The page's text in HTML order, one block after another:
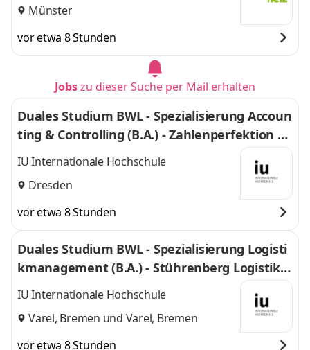
Münster
vor etwa 8 Stunden
Jobszu dieser Suche per Mail erhalten
Duales Studium BWL - Spezialisierung Accoun
ting & Controlling (B.A.) - Zahlenperfektion G
mbH
IU Internationale Hochschule
Dresden
vor etwa 8 Stunden
Duales Studium BWL - Spezialisierung Logisti
kmanagement (B.A.) - Stührenberg Logistik G
mbH
IU Internationale Hochschule
Varel, Bremen und Varel, Bremen
vor etwa 8 Stunden